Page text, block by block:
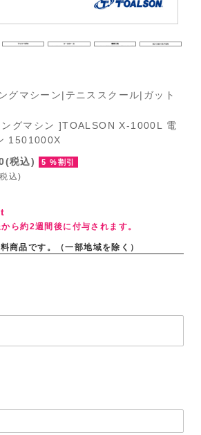
グマシーン|テニススクール|ガット
グマシン ]TOALSON X-1000L 電
1501000X
税込)
5 %割引
込)
ら約2週間後に付与されます。
商品です。（一部地域を除く）